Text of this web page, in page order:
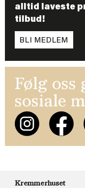
alltid laveste
tilbud!
BLI MEDLEM
Følg oss
sosiale
Kremmerhuset